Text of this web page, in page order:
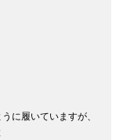
に履いていますが、